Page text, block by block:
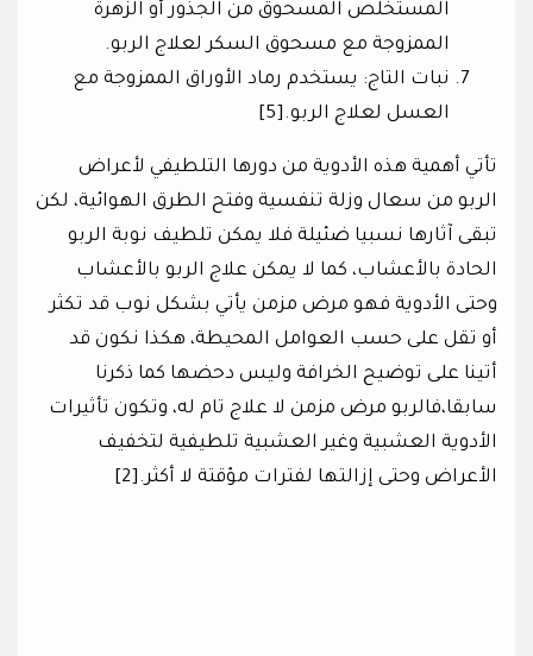
المستخلص المسحوق من الجذور أو الزهرة
الممزوجة مع مسحوق السكر لعلاج الربو.
نبات التاج: يستخدم رماد الأوراق الممزوجة مع
العسل لعلاج الربو.[5]
تأتي أهمية هذه الأدوية من دورها التلطيفي لأعراض
الربو من سعال وزلة تنفسية وفتح الطرق الهوائية، لكن
تبقى آثارها نسبيا ضئيلة فلا يمكن تلطيف نوبة الربو
الحادة بالأعشاب، كما لا يمكن علاج الربو بالأعشاب
وحتى الأدوية فهو مرض مزمن يأتي بشكل نوب قد تكثر
أو تقل على حسب العوامل المحيطة، هكذا نكون قد
أتينا على توضيح الخرافة وليس دحضها كما ذكرنا
سابقا،فالربو مرض مزمن لا علاج تام له، وتكون تأثيرات
الأدوية العشبية وغير العشبية تلطيفية لتخفيف
الأعراض وحتى إزالتها لفترات مؤقتة لا أكثر.[2]